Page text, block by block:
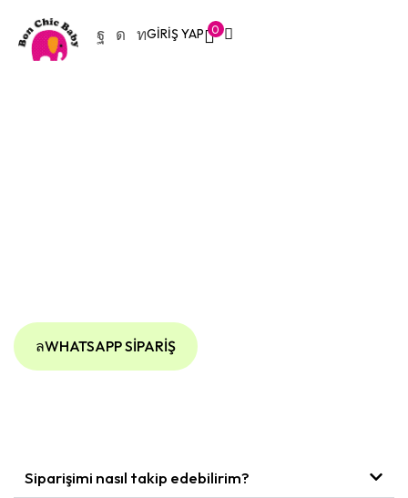
GIRIŞ YAP 0
WHATSAPP SIPARIŞ
Siparişimi nasıl takip edebilirim?